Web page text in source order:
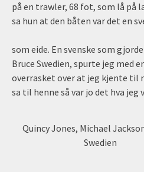
på en trawler, 68 fot, som lå på
sa hun at den båten var det en
som eide. En svenske som
Bruce Swedien, spurte jeg med
overrasket over at jeg kjente til
sa til henne så var jo det hva jeg
Quincy Jones, Michael
Swedien